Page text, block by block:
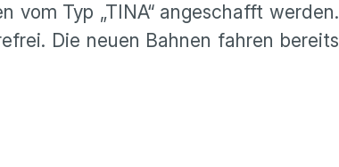
vom Typ „TINA“ angeschafft werden.
Die neuen Bahnen fahren bereits